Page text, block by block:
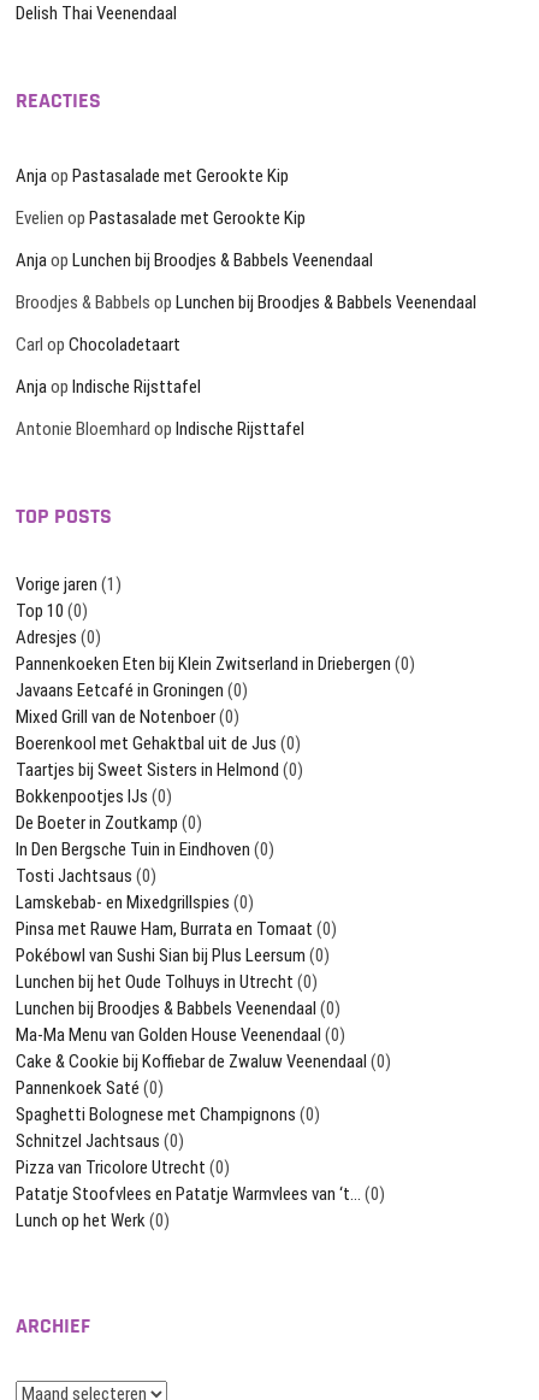
Delish Thai Veenendaal
REACTIES
AnjaopPastasalade met Gerookte Kip
Evelien opPastasalade met Gerookte Kip
AnjaopLunchen bij Broodjes & Babbels Veenendaal
Broodjes & Babbels opLunchen bij Broodjes & Babbels Veenendaal
Carl opChocoladetaart
AnjaopIndische Rijsttafel
Antonie Bloemhard opIndische Rijsttafel
TOP POSTS
Vorige jaren (1)
Top 10 (0)
Adresjes (0)
Pannenkoeken Eten bij Klein Zwitserland in Driebergen (0)
Javaans Eetcafé in Groningen (0)
Mixed Grill van de Notenboer(0)
Boerenkool met Gehaktbal uit de Jus (0)
Taartjes bij Sweet Sisters in Helmond (0)
Bokkenpootjes IJs (0)
De Boeter in Zoutkamp (0)
In Den Bergsche Tuin in Eindhoven (0)
Tosti Jachtsaus (0)
Lamskebab- en Mixedgrillspies (0)
Pinsa met Rauwe Ham, Burrata en Tomaat (0)
Pokébowl van Sushi Sian bij Plus Leersum (0)
Lunchen bij het Oude Tolhuys in Utrecht (0)
Lunchen bij Broodjes & Babbels Veenendaal (0)
Ma-Ma Menu van Golden House Veenendaal (0)
Cake & Cookie bij Koffiebar de Zwaluw Veenendaal (0)
Pannenkoek Saté (0)
Spaghetti Bolognese met Champignons (0)
Schnitzel Jachtsaus (0)
Pizza van Tricolore Utrecht (0)
Patatje Stoofvlees en Patatje Warmvlees van ‘t… (0)
Lunch op het Werk(0)
ARCHIEF
Archief